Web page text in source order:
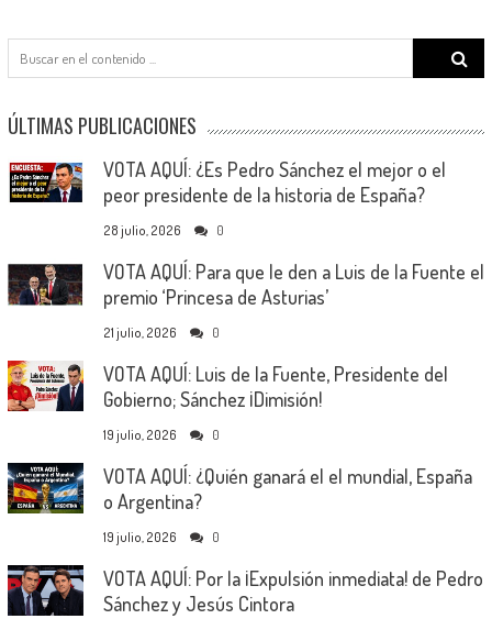
Search
for:
ÚLTIMAS PUBLICACIONES
VOTA AQUÍ: ¿Es Pedro Sánchez el mejor o el
peor presidente de la historia de España?
28 julio, 2026 0
VOTA AQUÍ: Para que le den a Luis de la Fuente el
premio ‘Princesa de Asturias’
21 julio, 2026 0
VOTA AQUÍ: Luis de la Fuente, Presidente del
Gobierno; Sánchez ¡Dimisión!
19 julio, 2026 0
VOTA AQUÍ: ¿Quién ganará el el mundial, España
o Argentina?
19 julio, 2026 0
VOTA AQUÍ: Por la ¡Expulsión inmediata! de Pedro
Sánchez y Jesús Cintora